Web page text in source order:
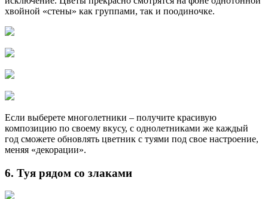
хвойной «стены» как группами, так и поодиночке.
Если выберете многолетники – получите красивую
композицию по своему вкусу, с однолетниками же каждый
год сможете обновлять цветник с туями под свое настроение,
меняя «декорации».
6. Туя рядом со злаками